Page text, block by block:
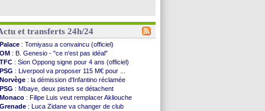
et transferts 24h/24
Palace : Tomiyasu a convaincu (officiel)
OM : B. Genesio - "ce n'est pas idéal"
TFC : Sion Oppong signe pour 4 ans (officiel)
PSG : Liverpool va proposer 115 M€ pour ...
Norvège : la démission d'Infantino réclamée
PSG : Mbaye, deux pistes se détachent
Monaco : Filipe Luis veut remplacer Akliouche
Grenade : Luca Zidane va changer de club